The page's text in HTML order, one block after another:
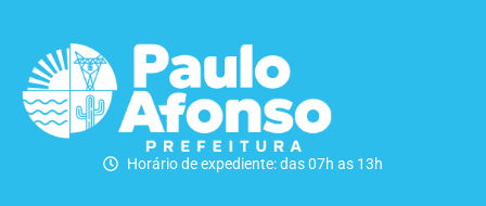
Horário de expediente: das 07h as 13h